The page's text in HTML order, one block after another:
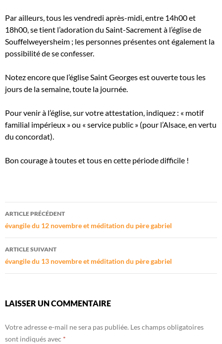
Par ailleurs, tous les vendredi après-midi, entre 14h00 et
18h00, se tient l’adoration du Saint-Sacrement à l’église de
Souffelweyersheim ; les personnes présentes ont également la
possibilité de se confesser.
Notez encore que l’église Saint Georges est ouverte tous les
jours de la semaine, toute la journée.
Pour venir à l’église, sur votre attestation, indiquez : « motif
familial impérieux » ou « service public » (pour l’Alsace, en vertu
du concordat).
Bon courage à toutes et tous en cette période difficile !
Navigation
des
articles
ARTICLE PRÉCÉDENT
évangile du 12 novembre et méditation du père gabriel
ARTICLE SUIVANT
évangile du 13 novembre et méditation du père gabriel
LAISSER UN COMMENTAIRE
Votre adresse e-mail ne sera pas publiée. Les champs obligatoires
sont indiqués avec *